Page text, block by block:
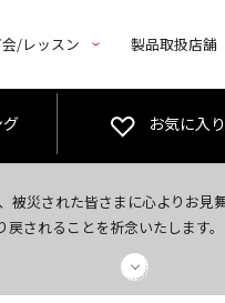
/レッスン 製品取扱店舗
お気に入り
災された皆さまに心よりお見舞
されることを祈念いたします。
レゼント！